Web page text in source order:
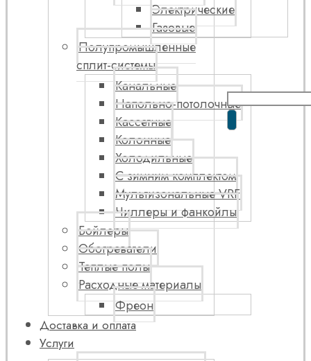
Электрические
Газовые
Полупромышленные
сплит-системы
Канальные
Напольно-потолочные
Кассетные
Колонные
Холодильные
С зимним комплектом
Мультизональные VRF
Чиллеры и фанкойлы
Бойлеры
Обогреватели
Теплые полы
Расходные материалы
Фреон
Доставка и оплата
Услуги